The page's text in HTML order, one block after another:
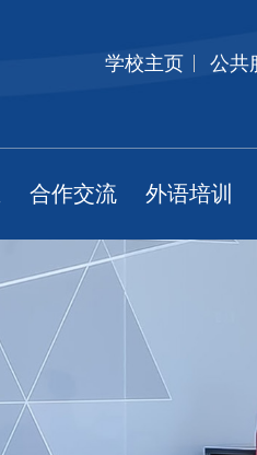
学校主页 公共
合作交流 外语培训